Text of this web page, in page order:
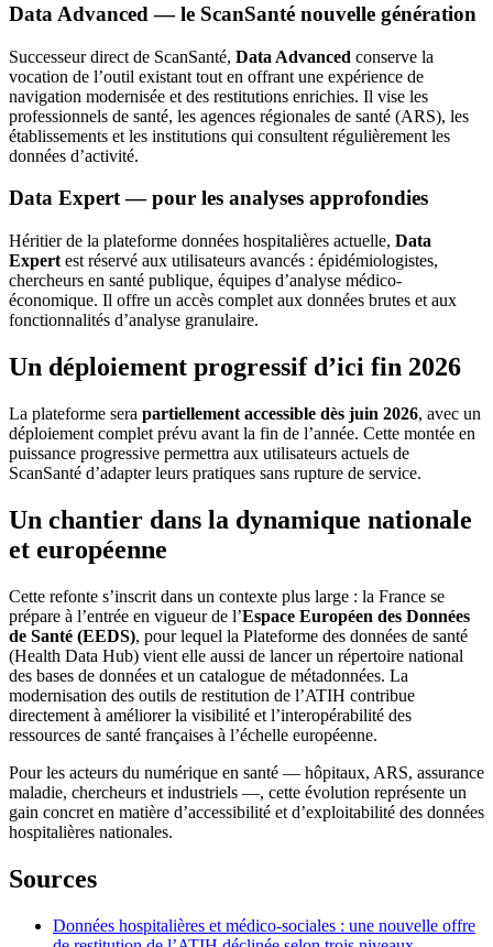
Data Advanced — le ScanSanté nouvelle génération
Successeur direct de ScanSanté, Data Advanced conserve la
vocation de l’outil existant tout en offrant une expérience de
navigation modernisée et des restitutions enrichies. Il vise les
professionnels de santé, les agences régionales de santé (ARS), les
établissements et les institutions qui consultent régulièrement les
données d’activité.
Data Expert — pour les analyses approfondies
Héritier de la plateforme données hospitalières actuelle, Data
Expert est réservé aux utilisateurs avancés : épidémiologistes,
chercheurs en santé publique, équipes d’analyse médico-
économique. Il offre un accès complet aux données brutes et aux
fonctionnalités d’analyse granulaire.
Un déploiement progressif d’ici fin 2026
La plateforme sera partiellement accessible dès juin 2026, avec un
déploiement complet prévu avant la fin de l’année. Cette montée en
puissance progressive permettra aux utilisateurs actuels de
ScanSanté d’adapter leurs pratiques sans rupture de service.
Un chantier dans la dynamique nationale
et européenne
Cette refonte s’inscrit dans un contexte plus large : la France se
prépare à l’entrée en vigueur de l’Espace Européen des Données
de Santé (EEDS), pour lequel la Plateforme des données de santé
(Health Data Hub) vient elle aussi de lancer un répertoire national
des bases de données et un catalogue de métadonnées. La
modernisation des outils de restitution de l’ATIH contribue
directement à améliorer la visibilité et l’interopérabilité des
ressources de santé françaises à l’échelle européenne.
Pour les acteurs du numérique en santé — hôpitaux, ARS, assurance
maladie, chercheurs et industriels —, cette évolution représente un
gain concret en matière d’accessibilité et d’exploitabilité des données
hospitalières nationales.
Sources
Données hospitalières et médico-sociales : une nouvelle offre